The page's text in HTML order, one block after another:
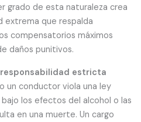
grado de esta naturaleza crea
que respalda
compensatorios máximos
daños punitivos.
estricta
un conductor viola una ley
los efectos del alcohol o las
en una muerte. Un cargo